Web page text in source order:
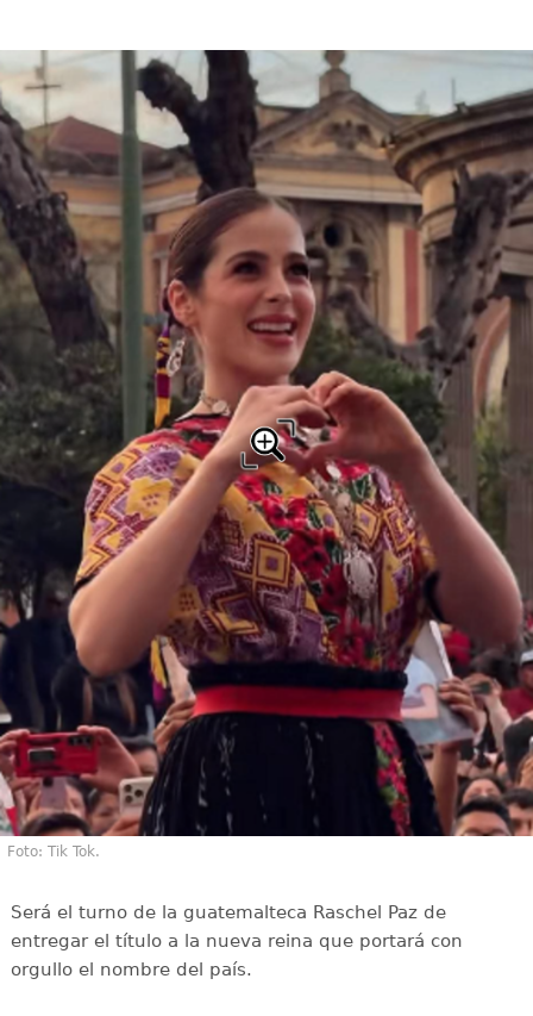
Foto: Tik Tok.
Será el turno de la guatemalteca Raschel Paz de
entregar el título a la nueva reina que portará con
orgullo el nombre del país.